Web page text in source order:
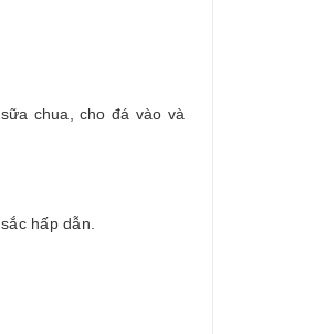
chua, cho đá vào và
hấp dẫn.